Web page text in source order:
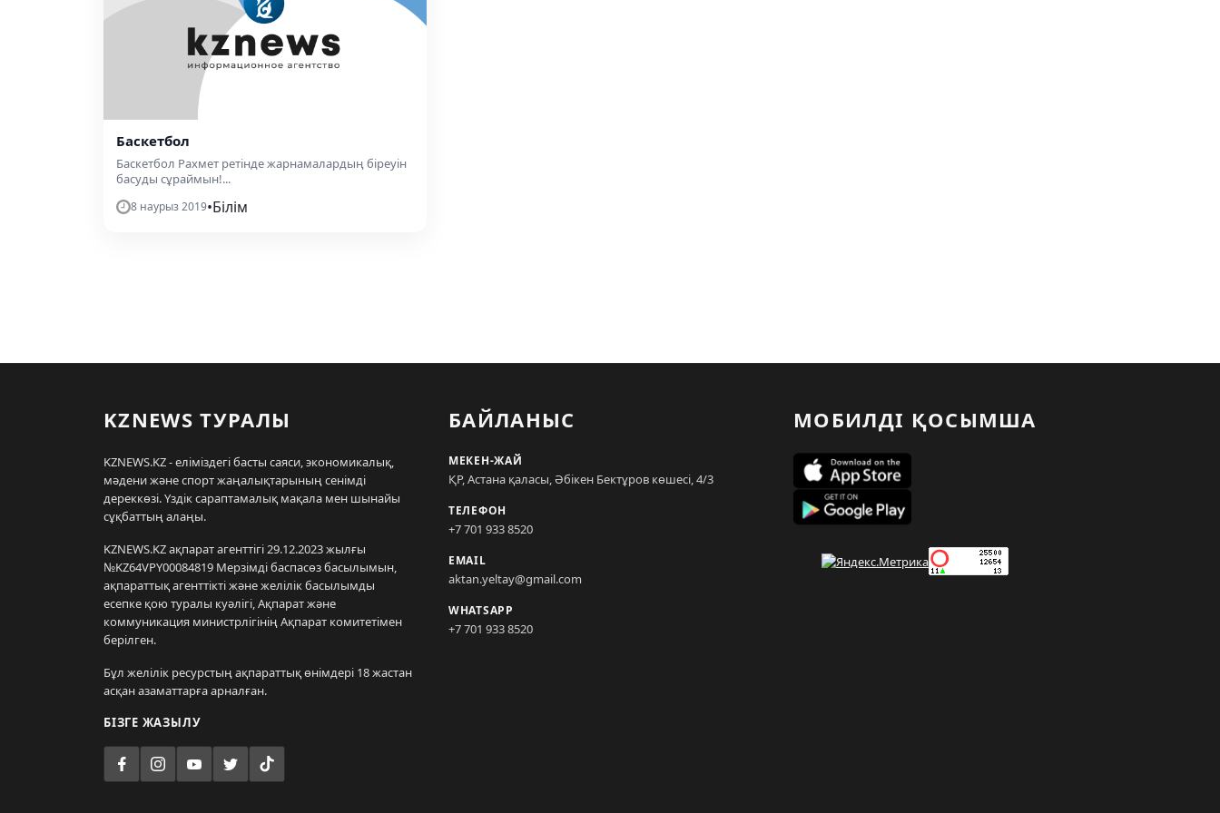
Баскетбол
Баскетбол Рахмет ретінде жарнамалардың біреуін
басуды сұраймын!...
8 наурыз 2019•Білім
KZNEWS ТУРАЛЫ
KZNEWS.KZ - еліміздегі басты саяси, экономикалық,
мәдени және спорт жаңалықтарының сенімді
дереккөзі. Үздік сараптамалық мақала мен шынайы
сұқбаттың алаңы.
KZNEWS.KZ ақпарат агенттігі 29.12.2023 жылғы
№KZ64VPY00084819 Мерзімді баспасөз басылымын,
ақпараттық агенттікті және желілік басылымды
есепке қою туралы куәлігі, Ақпарат және
коммуникация министрлігінің Ақпарат комитетімен
берілген.
Бұл желілік ресурстың ақпараттық өнімдері 18 жастан
асқан азаматтарға арналған.
БІЗГЕ ЖАЗЫЛУ
БАЙЛАНЫС
МЕКЕН-ЖАЙ
ҚР, Астана қаласы, Әбікен Бектұров көшесі, 4/3
ТЕЛЕФОН
+7 701 933 8520
EMAIL
aktan.yeltay@gmail.com
WHATSAPP
+7 701 933 8520
МОБИЛДІ ҚОСЫМША